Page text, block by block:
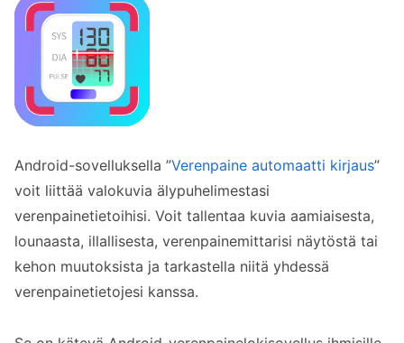
Android-sovelluksella ”Verenpaine automaatti kirjaus”
voit liittää valokuvia älypuhelimestasi
verenpainetietoihisi. Voit tallentaa kuvia aamiaisesta,
lounaasta, illallisesta, verenpainemittarisi näytöstä tai
kehon muutoksista ja tarkastella niitä yhdessä
verenpainetietojesi kanssa.